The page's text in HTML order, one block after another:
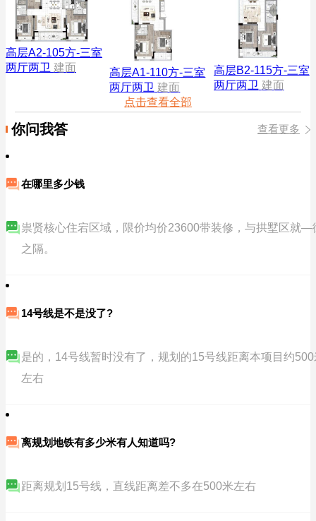
高层A2-105方-三室
两厅两卫 建面
高层A1-110方-三室
两厅两卫 建面
高层B2-115方-三室
两厅两卫 建面
点击查看全部
你问我答 查看更多
在哪里多少钱
祟贤核心住宕区域，限价均价23600带装修，与拱墅区就—
之隔。
14号线是不是没了?
是的，14号线暂时没有了，规划的15号线距离本项目约500
左右
离规划地铁有多少米有人知道吗?
距离规划15号线，直线距离差不多在500米左右